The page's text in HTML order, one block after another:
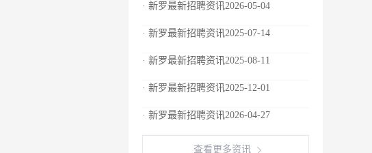
· 新罗最新招聘资讯2026-05-04
· 新罗最新招聘资讯2025-07-14
· 新罗最新招聘资讯2025-08-11
· 新罗最新招聘资讯2025-12-01
· 新罗最新招聘资讯2026-04-27
查看更多资讯